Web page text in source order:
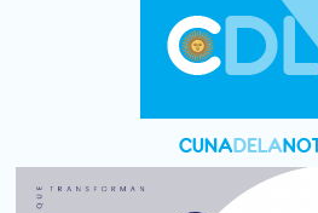
La morosidad alcanzó su nivel más
afecta a 400 mil deudores en Santa Fe
Desde que asumió Milei cerraron
Vacaciones de invierno con más
turístico: 4,6 millones de personas
más que en 2025